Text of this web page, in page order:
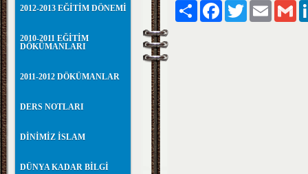
2012-2013 EĞİTİM DÖNEMİ
2010-2011 EĞİTİM
DÖKÜMANLARI
2011-2012 DÖKÜMANLAR
DERS NOTLARI
DİNİMİZ İSLAM
DÜNYA KADAR BİLGİ
Paylaş FacebookTwitter Email